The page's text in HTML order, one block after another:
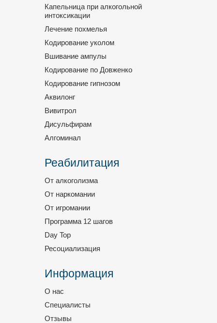
Капельница при алкогольной
интоксикации
Лечение похмелья
Кодирование уколом
Вшивание ампулы
Кодирование по Довженко
Кодирование гипнозом
Аквилонг
Вивитрол
Дисульфирам
Алгоминал
Реабилитация
От алкоголизма
От наркомании
От игромании
Программа 12 шагов
Day Top
Ресоциализация
Информация
О нас
Специалисты
Отзывы